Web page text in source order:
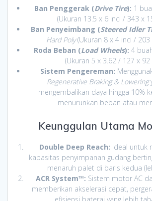
Ban Penggerak (Drive Tire): 1
(Ukuran 13.5 x 6 inci / 343 x
Ban Penyeimbang (Steered Idler
Hard Poly(Ukuran 8 x 4 inci / 203
Roda Beban (Load Wheels): 4
(Ukuran 5 x 3.62 / 127 x 92
Sistem Pengereman:
Regenerative Braking & Lowering
mengembalikan daya hingga 10%
menurunkan beban atau
Keunggulan Utama
Double Deep Reach: Ideal untuk
kapasitas penyimpanan gudang
menaruh palet di baris kedua
ACR System™: Sistem motor AC
memberikan akselerasi cepat,